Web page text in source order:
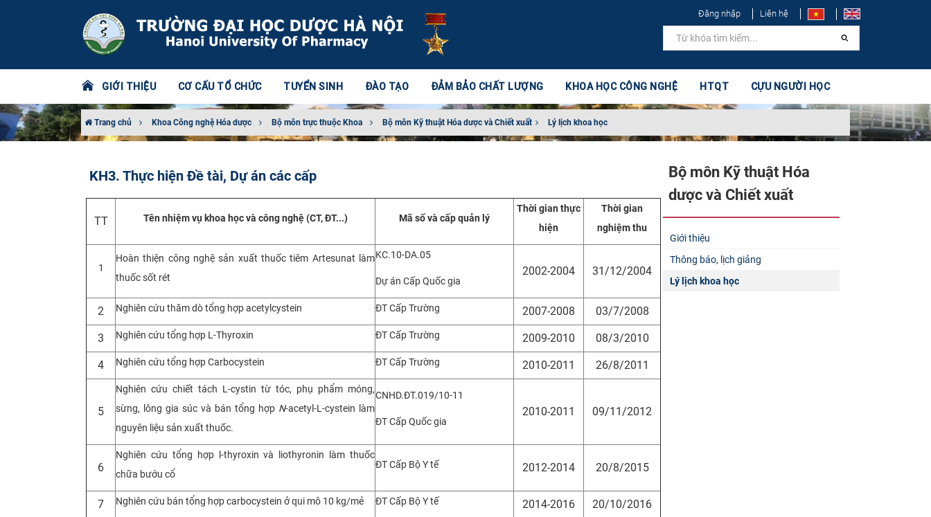
Đăng nhập Liên hệ
GIỚI THIỆU CƠ CẤU TỔ CHỨC TUYỂN SINH ĐÀO TẠO ĐẢM BẢO CHẤT LƯỢNG KHOA HỌC CÔNG NGHỆ HTQT CỰU NGƯỜI HỌC
Trang chủ Khoa Công nghệ Hóa dược Bộ môn trực thuộc Khoa Bộ môn Kỹ thuật Hóa dược và Chiết xuất​ Lý lịch khoa học
KH3. Thực hiện Đề tài, Dự án các cấp
TT Tên nhiệm vụ khoa học và công nghệ (CT, ĐT...) Mã số và cấp quản lý
Thời gian thực
hiện
Thời gian
nghiệm thu
1
Hoàn thiện công nghệ sản xuất thuốc tiêm Artesunat làm
thuốc sốt rét
KC.10-DA.05
Dự án Cấp Quốc gia
2002-2004 31/12/2004
2 Nghiên cứu thăm dò tổng hợp acetylcystein ĐT Cấp Trường 2007-2008 03/7/2008
3 Nghiên cứu tổng hợp L-Thyroxin ĐT Cấp Trường 2009-2010 08/3/2010
4 Nghiên cứu tổng hợp Carbocystein ĐT Cấp Trường 2010-2011 26/8/2011
5
Nghiên cứu chiết tách L-cystin từ tóc, phụ phẩm móng,
sừng, lông gia súc và bán tổng hợp N-acetyl-L-cystein làm
nguyên liệu sản xuất thuốc.
CNHD.ĐT.019/10-11
ĐT Cấp Quốc gia
2010-2011 09/11/2012
6
Nghiên cứu tổng hợp l-thyroxin và liothyronin làm thuốc
chữa bướu cổ
ĐT Cấp Bộ Y tế 2012-2014 20/8/2015
7 Nghiên cứu bán tổng hợp carbocystein ở qui mô 10 kg/mẻ ĐT Cấp Bộ Y tế 2014-2016 20/10/2016
Bộ môn Kỹ thuật Hóa
dược và Chiết xuất​
Giới thiệu
Thông báo, lịch giảng
Lý lịch khoa học